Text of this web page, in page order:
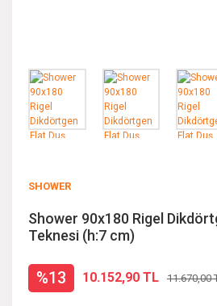
SHOWER
Shower 90x180 Rigel
Teknesi (h:7 cm)
%13 10.152,90 TL 11.670,00